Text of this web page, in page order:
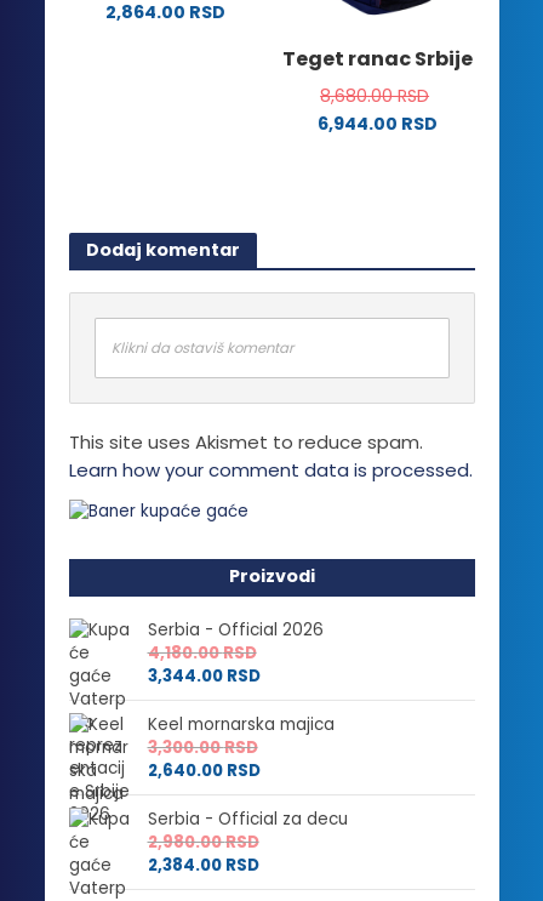
izabrane
na
proizvoda.
2,864.00 RSD
biti
izabrane
na
stranici
proizvoda.
Teget ranac Srbije
8,680.00RSD
6,944.00 RSD
Dodaj komentar
Klikni da ostaviš komentar
This site uses Akismet to reduce spam.
Learn how your comment data is processed.
Proizvodi
Serbia - Official 2026
4,180.00RSD
3,344.00 RSD
Keel mornarska majica
3,300.00RSD
2,640.00 RSD
Serbia - Official za decu
2,980.00RSD
2,384.00 RSD